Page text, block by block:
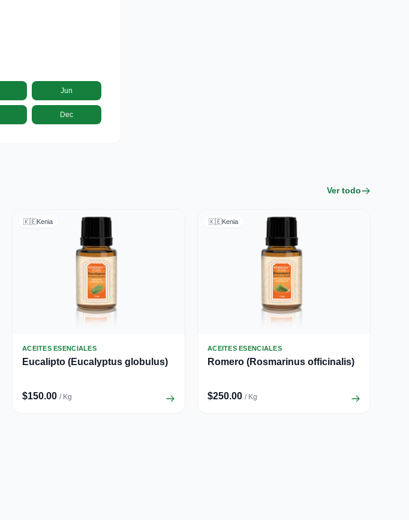
Jun
Dec
Ver todo
🇰🇪Kenia
ACEITES ESENCIALES
Eucalipto (Eucalyptus globulus)
$150.00 / Kg
🇰🇪Kenia
ACEITES ESENCIALES
Romero (Rosmarinus officinalis)
$250.00 / Kg